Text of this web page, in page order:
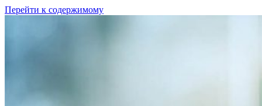
Перейти к содержимому